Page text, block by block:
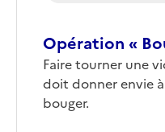
Opération «
Corps
Faire tourner une
doit donner envie à
bouger.